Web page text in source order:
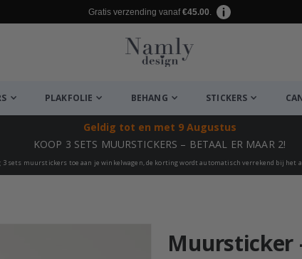
Gratis verzending vanaf€45.00.
PLAKFOLIE BEHANG STICKERS
Geldig tot en met 9 Augustus
KOOP 3 SETS MUURSTICKERS – BETAAL ER MAAR 2!
3 sets muurstickers toe aan je winkelwagen, de korting wordt automatisch verrekend bij het
Muursticker